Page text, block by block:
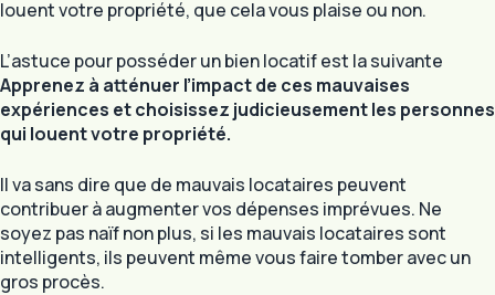
louent votre propriété, que cela vous plaise ou non.
L’astuce pour posséder un bien locatif est la suivante
Apprenez à atténuer l’impact de ces mauvaises
expériences et choisissez judicieusement les personnes
qui louent votre propriété.
Il va sans dire que de mauvais locataires peuvent
contribuer à augmenter vos dépenses imprévues. Ne
soyez pas naïf non plus, si les mauvais locataires sont
intelligents, ils peuvent même vous faire tomber avec un
gros procès.